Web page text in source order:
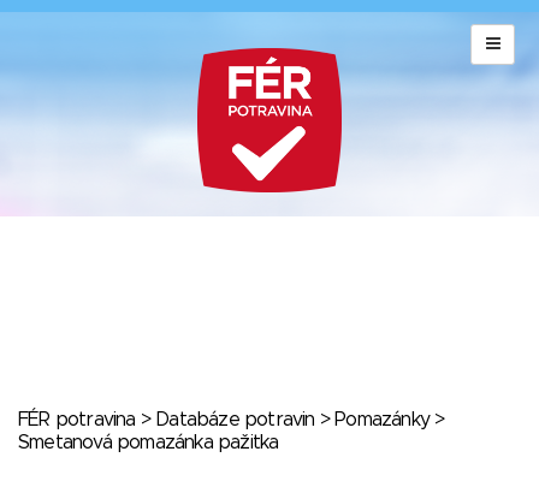
FÉR potravina > Databáze potravin > Pomazánky>
Smetanová pomazánka pažitka